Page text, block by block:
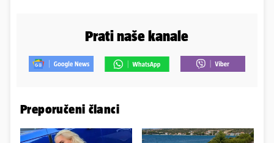
Prati naše kanale
Preporučeni članci